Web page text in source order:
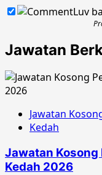
Jawatan
Jawatan
Kedah
Jawatan Kosong
Kedah 2026